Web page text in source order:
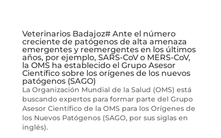
Veterinarios Badajoz# Ante el número
creciente de patógenos de alta amenaza
emergentes y reemergentes en los últimos
años, por ejemplo, SARS-CoV o MERS-CoV,
la OMS ha establecido el Grupo Asesor
Científico sobre los orígenes de los nuevos
patógenos (SAGO)
La Organización Mundial de la Salud (OMS) está
buscando expertos para formar parte del Grupo
Asesor Científico de la OMS para los Orígenes de
los Nuevos Patógenos (SAGO, por sus siglas en
inglés).